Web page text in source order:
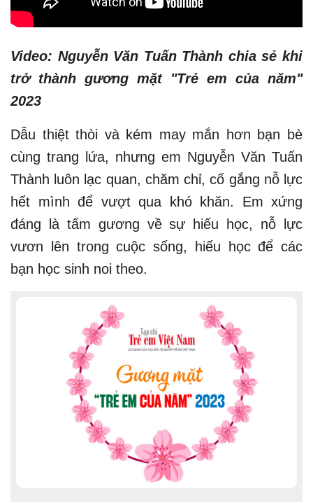
Video: Nguyễn Văn Tuấn Thành chia sẻ khi
trở thành gương mặt "Trẻ em của năm"
2023
Dẫu thiệt thòi và kém may mắn hơn bạn bè
cùng trang lứa, nhưng em Nguyễn Văn Tuấn
Thành luôn lạc quan, chăm chỉ, cố gắng nỗ lực
hết mình để vượt qua khó khăn. Em xứng
đáng là tấm gương về sự hiếu học, nỗ lực
vươn lên trong cuộc sống, hiếu học để các
bạn học sinh noi theo.